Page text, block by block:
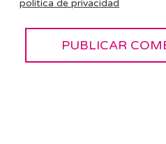
política de privacidad